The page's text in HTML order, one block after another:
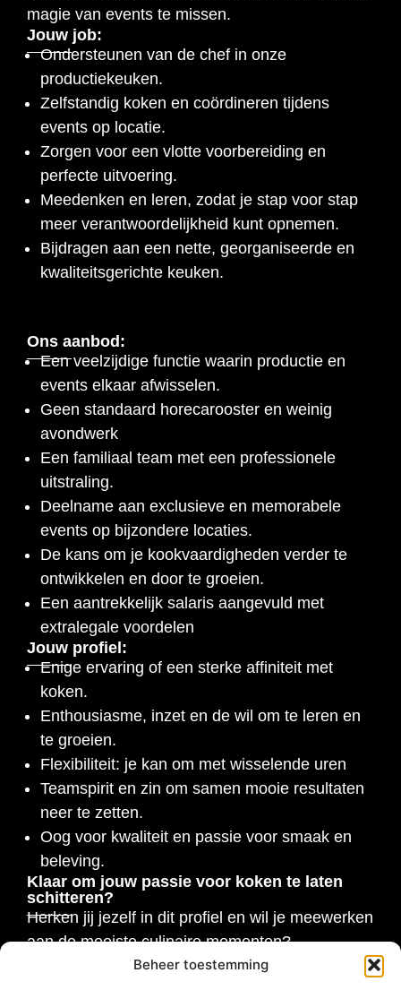
Beheer toestemming
magie van events te missen.
Jouw job:
Ondersteunen van de chef in onze
productiekeuken.
Zelfstandig koken en coördineren tijdens
events op locatie.
Zorgen voor een vlotte voorbereiding en
perfecte uitvoering.
Meedenken en leren, zodat je stap voor stap
meer verantwoordelijkheid kunt opnemen.
Bijdragen aan een nette, georganiseerde en
kwaliteitsgerichte keuken.
Ons aanbod:
Een veelzijdige functie waarin productie en
events elkaar afwisselen.
Geen standaard horecarooster en weinig
avondwerk
Een familiaal team met een professionele
uitstraling.
Deelname aan exclusieve en memorabele
events op bijzondere locaties.
De kans om je kookvaardigheden verder te
ontwikkelen en door te groeien.
Een aantrekkelijk salaris aangevuld met
extralegale voordelen
Jouw profiel:
Enige ervaring of een sterke affiniteit met
koken.
Enthousiasme, inzet en de wil om te leren en
te groeien.
Flexibiliteit: je kan om met wisselende uren
Teamspirit en zin om samen mooie resultaten
neer te zetten.
Oog voor kwaliteit en passie voor smaak en
beleving.
Klaar om jouw passie voor koken te laten
schitteren?
Herken jij jezelf in dit profiel en wil je meewerken
aan de mooiste culinaire momenten?